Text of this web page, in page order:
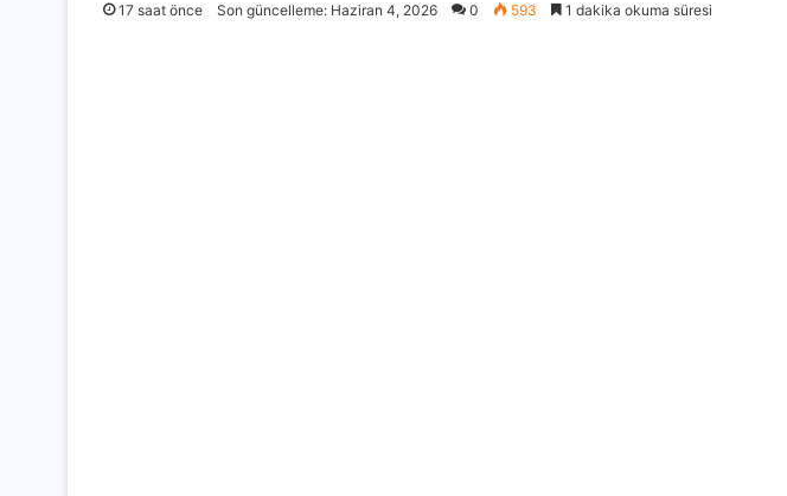
17 saat önce Son güncelleme: Haziran 4, 2026 0 593 1 dakika okuma süresi